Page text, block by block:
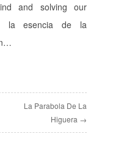
and solving our
la esencia de la
La Parabola De La
Higuera →